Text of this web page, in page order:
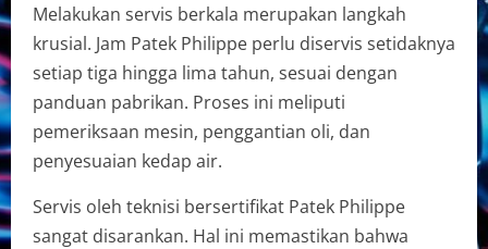
Melakukan servis berkala merupakan langkah
krusial. Jam Patek Philippe perlu diservis setidaknya
setiap tiga hingga lima tahun, sesuai dengan
panduan pabrikan. Proses ini meliputi
pemeriksaan mesin, penggantian oli, dan
penyesuaian kedap air.
Servis oleh teknisi bersertifikat Patek Philippe
sangat disarankan. Hal ini memastikan bahwa